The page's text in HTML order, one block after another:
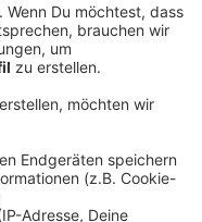
200 und 300
freiwillig an der
verschmutzen.